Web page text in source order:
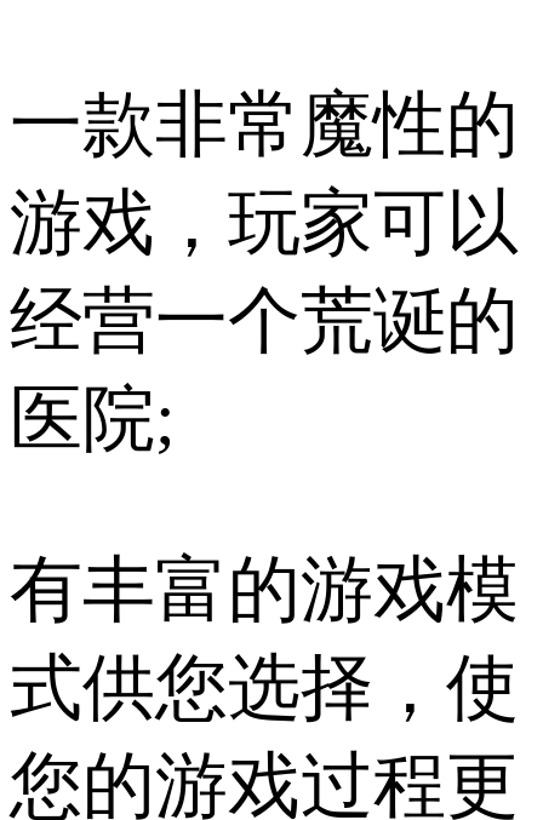
一款非常魔性的
游戏，玩家可以
经营一个荒诞的
医院;
有丰富的游戏模
式供您选择，使
您的游戏过程更